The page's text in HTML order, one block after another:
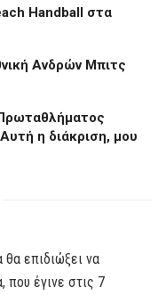
Handball στα
Ανδρών Μπιτς
η διάκριση, μου
επιδιώξει να
που έγινε στις 7